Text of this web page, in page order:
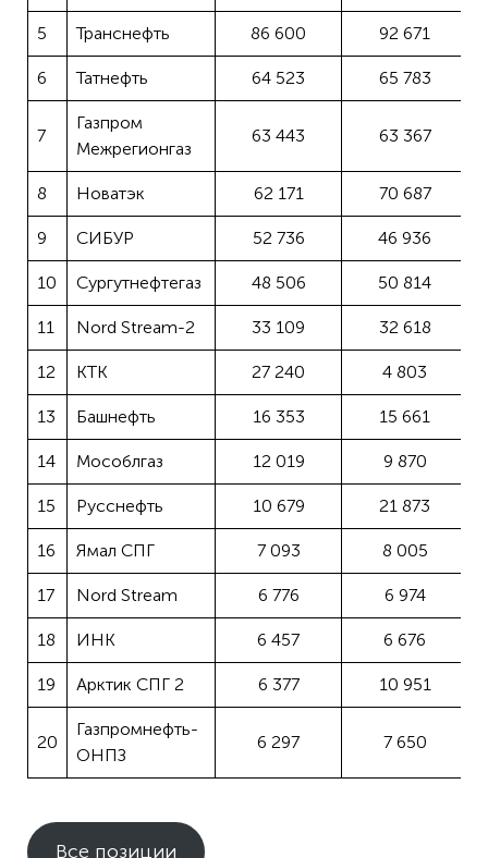
5 Транснефть 86 600 92 671
6 Татнефть 64 523 65 783
7
Газпром
Межрегионгаз
63 443 63 367
8 Новатэк 62 171 70 687
9 СИБУР 52 736 46 936
10 Сургутнефтегаз 48 506 50 814
11 Nord Stream-2 33 109 32 618
12 КТК 27 240 4 803
13 Башнефть 16 353 15 661
14 Мособлгаз 12 019 9 870
15 Русснефть 10 679 21 873
16 Ямал СПГ 7 093 8 005
17 Nord Stream 6 776 6 974
18 ИНК 6 457 6 676
19 Арктик СПГ 2 6 377 10 951
20
Газпромнефть-
ОНПЗ
6 297 7 650
Все позиции